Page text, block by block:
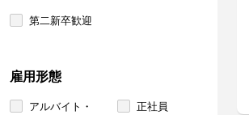
第二新卒歓迎
雇用形態
アルバイト・
正社員